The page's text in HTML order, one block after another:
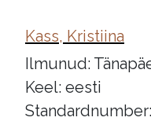
Kass, Kristiina
Ilmunud:
Keel: eesti